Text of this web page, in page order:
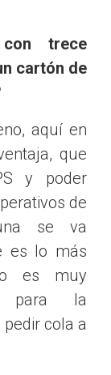
trece
cartón de
aquí en
que
y poder
de
se va
es lo más
es muy
para la
cola a